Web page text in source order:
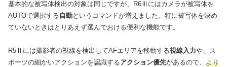
基本的な被写体検出の対象は同じですが、R6Ⅲにはカメラが被写体を
AUTOで選択する自動というコマンドが増えました。特に被写体を決め
ていないときはとりあえず選んでおける便利な機能です。
R5Ⅱには撮影者の視線を検出してAFエリアを移動する視線入力や、ス
ポーツの細かいアクションを認識するアクション優先があるので、 より